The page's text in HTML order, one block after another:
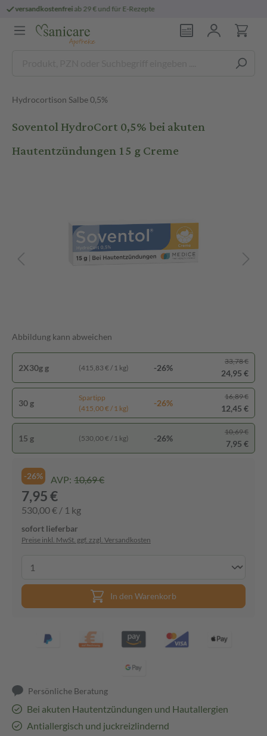
persönlichepharmazeutische Beratung
Hydrocortison Salbe 0,5%
Soventol HydroCort 0,5% bei akuten
Hautentzündungen 15 g Creme
Abbildung kann abweichen
2X30g g (415,83 € / 1 kg) -26%
33,78 €
24,95 €
30 g
Spartipp
(415,00 € / 1 kg)
-26%
16,89 €
12,45 €
15 g (530,00 € / 1 kg) -26%
10,69 €
7,95 €
-26% AVP: 10,69 €
7,95 €
530,00 € / 1 kg
sofort lieferbar
Preise inkl. MwSt. ggf. zzgl. Versandkosten
In den Warenkorb
Persönliche Beratung
Bei akuten Hautentzündungen und Hautallergien
Antiallergisch und juckreizlindernd